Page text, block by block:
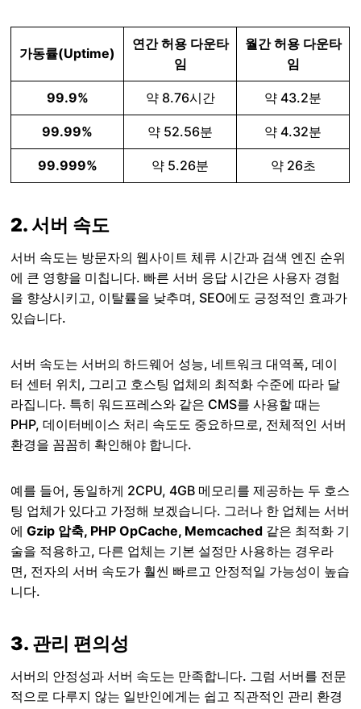
가동률(Uptime)
연간 허용 다운타
임
월간 허용 다운타
임
99.9% 약 8.76시간 약 43.2분
99.99% 약 52.56분 약 4.32분
99.999% 약 5.26분 약 26초
2. 서버 속도
서버 속도는 방문자의 웹사이트 체류 시간과 검색 엔진 순위
에 큰 영향을 미칩니다. 빠른 서버 응답 시간은 사용자 경험
을 향상시키고, 이탈률을 낮추며, SEO에도 긍정적인 효과가
있습니다.
서버 속도는 서버의 하드웨어 성능, 네트워크 대역폭, 데이
터 센터 위치, 그리고 호스팅 업체의 최적화 수준에 따라 달
라집니다. 특히 워드프레스와 같은 CMS를 사용할 때는
PHP, 데이터베이스 처리 속도도 중요하므로, 전체적인 서버
환경을 꼼꼼히 확인해야 합니다.
예를 들어, 동일하게 2CPU, 4GB 메모리를 제공하는 두 호스
팅 업체가 있다고 가정해 보겠습니다. 그러나 한 업체는 서버
에Gzip 압축, PHP OpCache, Memcached 같은 최적화 기
술을 적용하고, 다른 업체는 기본 설정만 사용하는 경우라
면, 전자의 서버 속도가 훨씬 빠르고 안정적일 가능성이 높습
니다.
3. 관리 편의성
서버의 안정성과 서버 속도는 만족합니다. 그럼 서버를 전문
적으로 다루지 않는 일반인에게는 쉽고 직관적인 관리 환경